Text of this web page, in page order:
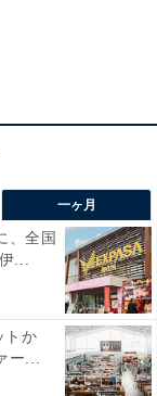
一ヶ月
、全国
...
トか
ー...